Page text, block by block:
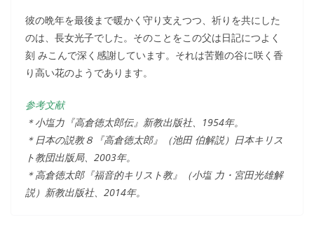
彼の晩年を最後まで暖かく守り支えつつ、祈りを共にした
のは、長女光子でした。そのことをこの父は日記につよく
刻 みこんで深く感謝しています。それは苦難の谷に咲く香
り高い花のようであります。
参考文献
＊小塩力『高倉徳太郎伝』新教出版社、1954年。
＊日本の説教８『高倉徳太郎』（池田 伯解説）日本キリス
ト教団出版局、2003年。
＊高倉徳太郎『福音的キリスト教』（小塩 力・宮田光雄解
説）新教出版社、2014年。